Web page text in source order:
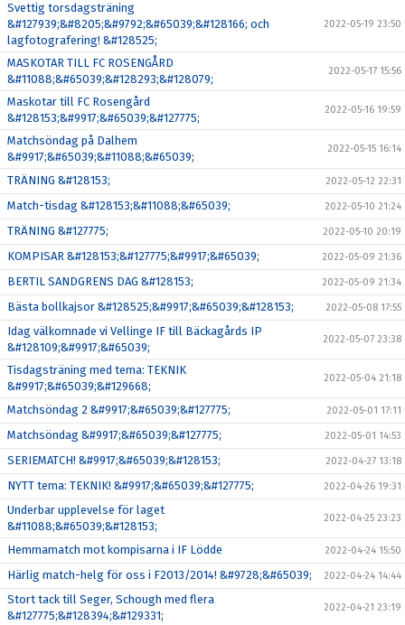
Svettig torsdagsträning
&#127939;&#8205;&#9792;&#65039;&#128166; och
lagfotografering! &#128525;
2022-05-19 23:50
MASKOTAR TILL FC ROSENGÅRD
&#11088;&#65039;&#128293;&#128079;
2022-05-17 15:56
Maskotar till FC Rosengård
&#128153;&#9917;&#65039;&#127775;
2022-05-16 19:59
Matchsöndag på Dalhem
&#9917;&#65039;&#11088;&#65039;
2022-05-15 16:14
TRÄNING &#128153; 2022-05-12 22:31
Match-tisdag &#128153;&#11088;&#65039; 2022-05-10 21:24
TRÄNING &#127775; 2022-05-10 20:19
KOMPISAR &#128153;&#127775;&#9917;&#65039; 2022-05-09 21:36
BERTIL SANDGRENS DAG &#128153; 2022-05-09 21:34
Bästa bollkajsor &#128525;&#9917;&#65039;&#128153; 2022-05-08 17:55
Idag välkomnade vi Vellinge IF till Bäckagårds IP
&#128109;&#9917;&#65039;
2022-05-07 23:38
Tisdagsträning med tema: TEKNIK
&#9917;&#65039;&#129668;
2022-05-04 21:18
Matchsöndag 2 &#9917;&#65039;&#127775; 2022-05-01 17:11
Matchsöndag &#9917;&#65039;&#127775; 2022-05-01 14:53
SERIEMATCH! &#9917;&#65039;&#128153; 2022-04-27 13:18
NYTT tema: TEKNIK! &#9917;&#65039;&#127775; 2022-04-26 19:31
Underbar upplevelse för laget
&#11088;&#65039;&#128153;
2022-04-25 23:23
Hemmamatch mot kompisarna i IF Lödde 2022-04-24 15:50
Härlig match-helg för oss i F2013/2014! &#9728;&#65039; 2022-04-24 14:44
Stort tack till Seger, Schough med flera
&#127775;&#128394;&#129331;
2022-04-21 23:19